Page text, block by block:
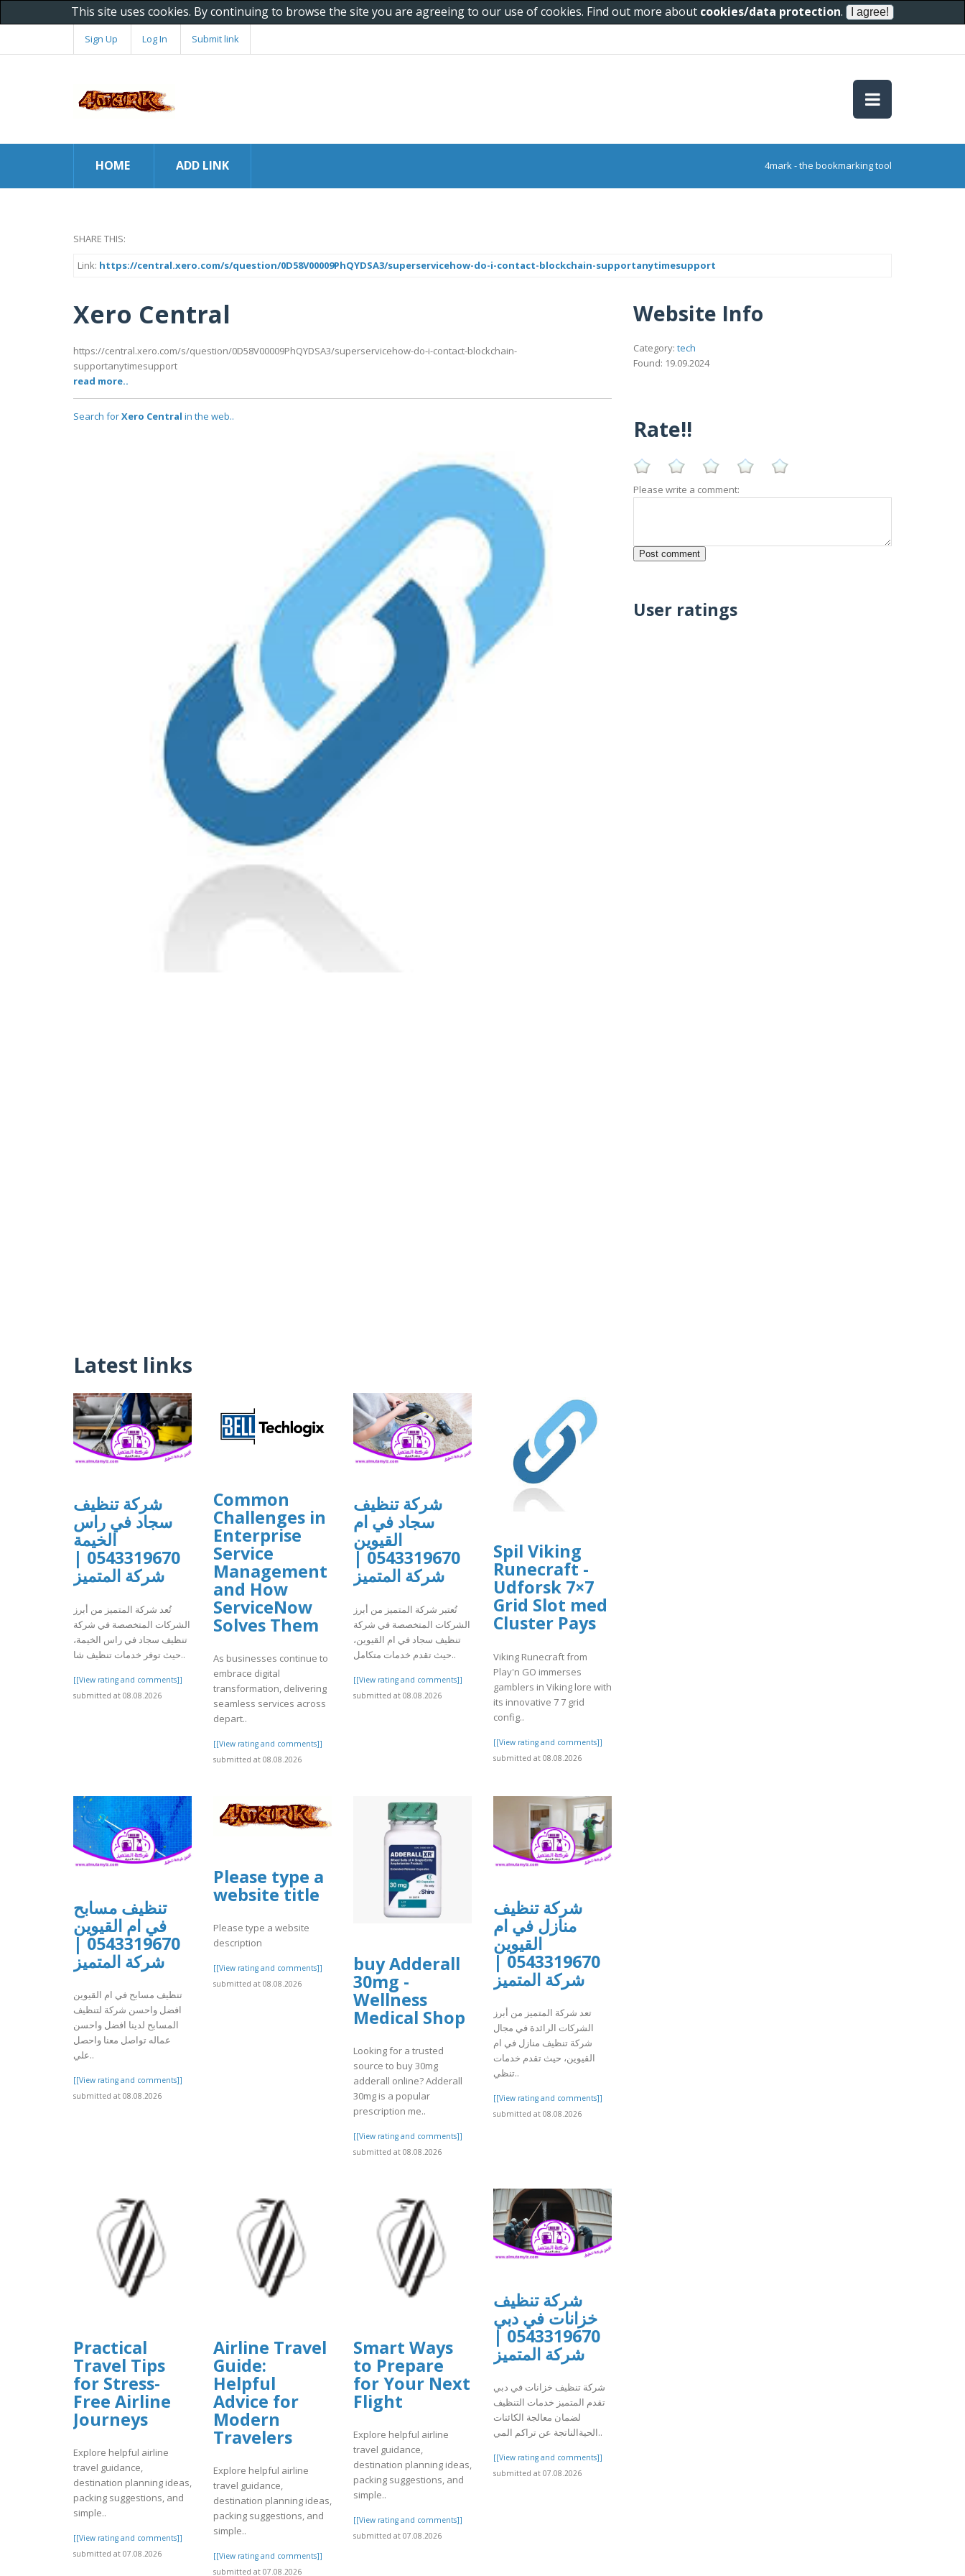
This site uses cookies. By continuing to browse the site you are agreeing to our use of cookies. Find out more about cookies/data protection.
Sign Up Log In Submit link
HOME ADD LINK 4mark - the bookmarking tool
SHARE THIS:
Link: https://central.xero.com/s/question/0D58V00009PhQYDSA3/superservicehow-do-i-contact-blockchain-supportanytimesupport
Xero Central
https://central.xero.com/s/question/0D58V00009PhQYDSA3/superservicehow-do-i-contact-blockchain-
supportanytimesupport
read more..
Search forXero Central in the web..
Latest links
شركة تنظيف
سجاد في راس
الخيمة
0543319670 |
شركة المتميز
تُعد شركة المتميز من أبرز
الشركات المتخصصة في شركة
تنظيف سجاد في راس الخيمة،
حيث توفر خدمات تنظيف شا..
[[View rating and comments]]
submitted at 08.08.2026
Common
Challenges in
Enterprise
Service
Management
and How
ServiceNow
Solves Them
As businesses continue to
embrace digital
transformation, delivering
seamless services across
depart..
[[View rating and comments]]
submitted at 08.08.2026
شركة تنظيف
سجاد في ام
القيوين
0543319670 |
شركة المتميز
تُعتبر شركة المتميز من أبرز
الشركات المتخصصة في شركة
تنظيف سجاد في ام القيوين،
حيث تقدم خدمات متكامل..
[[View rating and comments]]
submitted at 08.08.2026
Spil Viking
Runecraft -
Udforsk 7×7
Grid Slot med
Cluster Pays
Viking Runecraft from
Play'n GO immerses
gamblers in Viking lore with
its innovative 7 7 grid
config..
[[View rating and comments]]
submitted at 08.08.2026
تنظيف مسابح
في ام القيوين
0543319670 |
شركة المتميز
تنظيف مسابح في ام القيوين
افضل واحسن شركة لتنظيف
المسابح لدينا افضل واحسن
عماله تواصل معنا واحصل
علي..
[[View rating and comments]]
submitted at 08.08.2026
Please type a
website title
Please type a website
description
[[View rating and comments]]
submitted at 08.08.2026
buy Adderall
30mg -
Wellness
Medical Shop
Looking for a trusted
source to buy 30mg
adderall online? Adderall
30mg is a popular
prescription me..
[[View rating and comments]]
submitted at 08.08.2026
شركة تنظيف
منازل في ام
القيوين
0543319670 |
شركة المتميز
تعد شركة المتميز من أبرز
الشركات الرائدة في مجال
شركة تنظيف منازل في ام
القيوين، حيث تقدم خدمات
تنظي..
[[View rating and comments]]
submitted at 08.08.2026
Practical
Travel Tips
for Stress-
Free Airline
Journeys
Explore helpful airline
travel guidance,
destination planning ideas,
packing suggestions, and
simple..
[[View rating and comments]]
submitted at 07.08.2026
Airline Travel
Guide:
Helpful
Advice for
Modern
Travelers
Explore helpful airline
travel guidance,
destination planning ideas,
packing suggestions, and
simple..
[[View rating and comments]]
submitted at 07.08.2026
Smart Ways
to Prepare
for Your Next
Flight
Explore helpful airline
travel guidance,
destination planning ideas,
packing suggestions, and
simple..
[[View rating and comments]]
submitted at 07.08.2026
شركة تنظيف
خزانات في دبي
0543319670 |
شركة المتميز
شركة تنظيف خزانات في دبي
تقدم المتميز خدمات التنظيف
لضمان معالجة الكائنات
الحيةالناتجة عن تراكم المي..
[[View rating and comments]]
submitted at 07.08.2026
Website Info
Category: tech
Found: 19.09.2024
Rate!!
Please write a comment:
User ratings